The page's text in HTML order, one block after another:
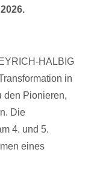
HALBIG
in
den Pionieren,
Die
4. und 5.
eines